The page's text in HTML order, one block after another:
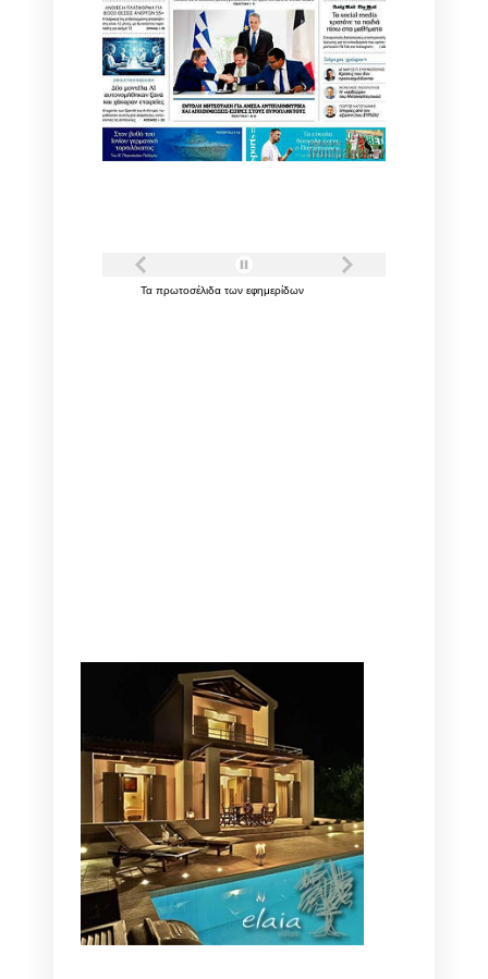
Τα πρωτοσέλιδα των εφημερίδων